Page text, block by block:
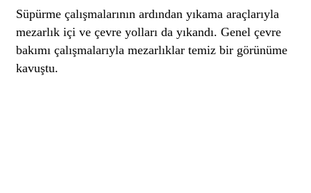
Süpürme çalışmalarının ardından yıkama araçlarıyla
mezarlık içi ve çevre yolları da yıkandı. Genel çevre
bakımı çalışmalarıyla mezarlıklar temiz bir görünüme
kavuştu.